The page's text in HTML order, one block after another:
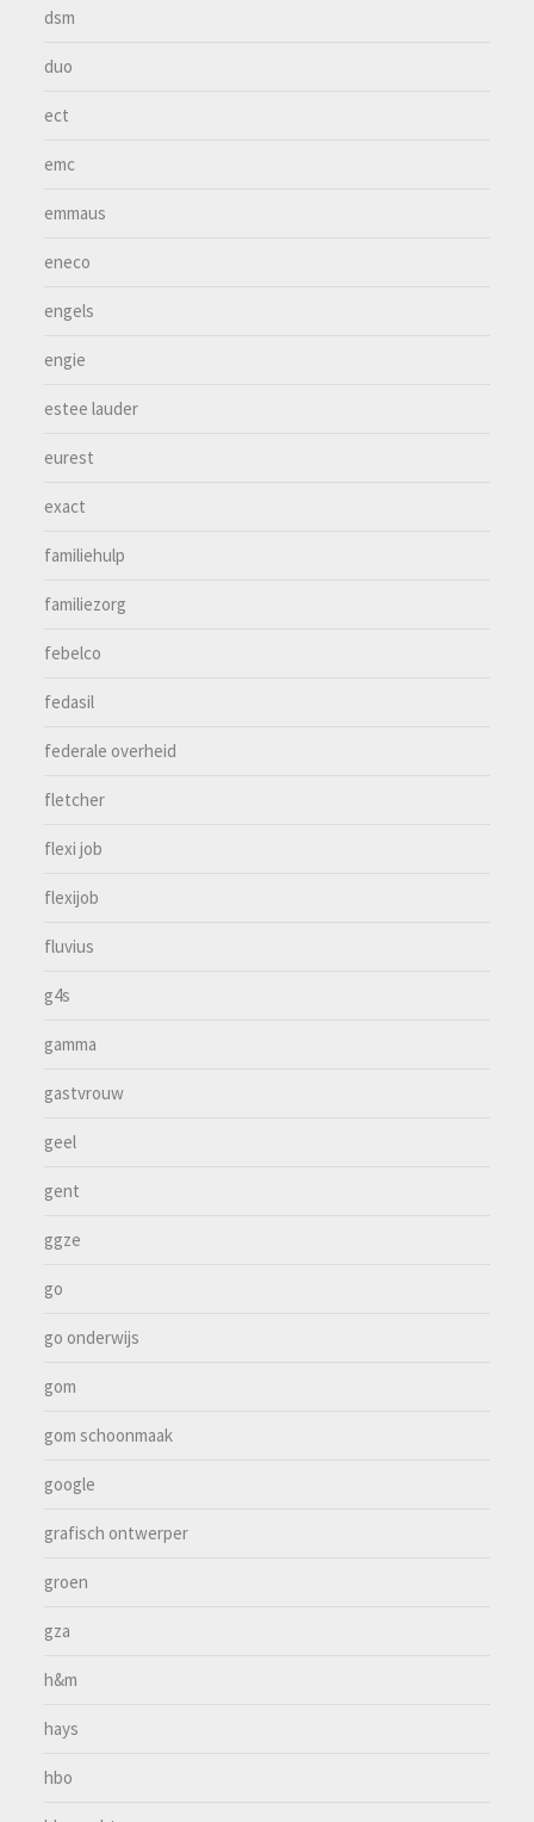
dsm
duo
ect
emc
emmaus
eneco
engels
engie
estee lauder
eurest
exact
familiehulp
familiezorg
febelco
fedasil
federale overheid
fletcher
flexi job
flexijob
fluvius
g4s
gamma
gastvrouw
geel
gent
ggze
go
go onderwijs
gom
gom schoonmaak
google
grafisch ontwerper
groen
gza
h&m
hays
hbo